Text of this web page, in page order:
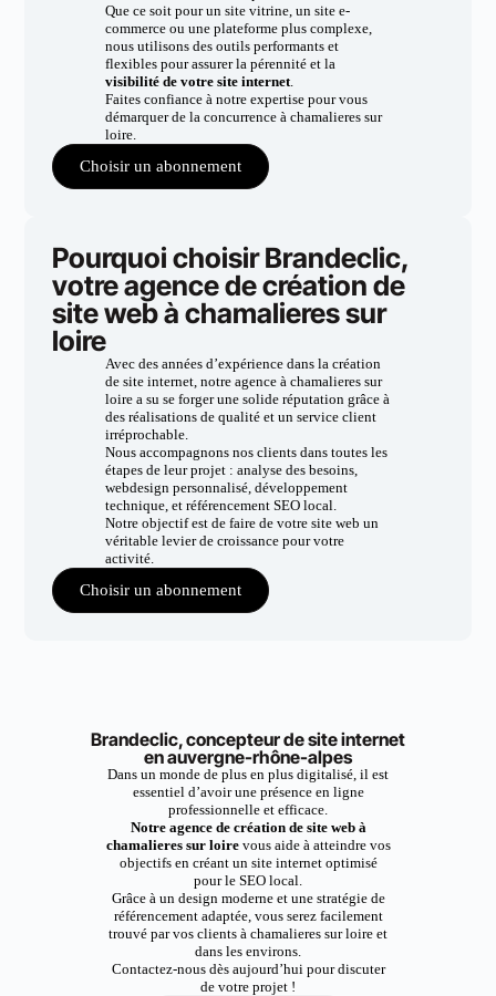
Que ce soit pour un site vitrine, un site e-
commerce ou une plateforme plus complexe,
nous utilisons des outils performants et
flexibles pour assurer la pérennité et la
visibilité de votre site internet.
Faites confiance à notre expertise pour vous
démarquer de la concurrence à chamalieres sur
loire.
Choisir un abonnement
Pourquoi choisir Brandeclic,
votre agence de création de
site web à chamalieres sur
loire
Avec des années d’expérience dans la création
de site internet, notre agence à chamalieres sur
loire a su se forger une solide réputation grâce à
des réalisations de qualité et un service client
irréprochable.
Nous accompagnons nos clients dans toutes les
étapes de leur projet : analyse des besoins,
webdesign personnalisé, développement
technique, et référencement SEO local.
Notre objectif est de faire de votre site web un
véritable levier de croissance pour votre
activité.
Choisir un abonnement
Brandeclic, concepteur de site internet
en auvergne-rhône-alpes
Dans un monde de plus en plus digitalisé, il est
essentiel d’avoir une présence en ligne
professionnelle et efficace.
Notre agence de création de site web à
chamalieres sur loirevous aide à atteindre vos
objectifs en créant un site internet optimisé
pour le SEO local.
Grâce à un design moderne et une stratégie de
référencement adaptée, vous serez facilement
trouvé par vos clients à chamalieres sur loire et
dans les environs.
Contactez-nous dès aujourd’hui pour discuter
de votre projet !